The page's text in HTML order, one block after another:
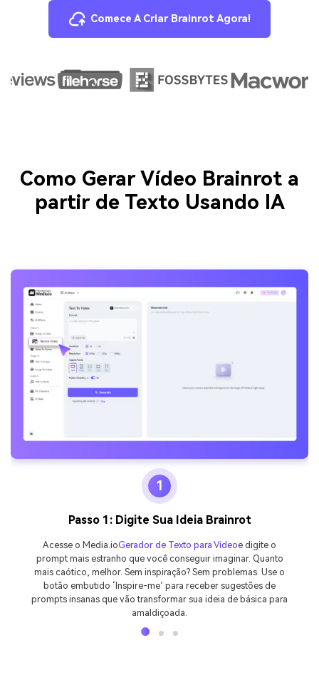
Comece A Criar Brainrot Agora!
Como Gerar Vídeo Brainrot a
partir de Texto Usando IA
1
Passo 1: Digite Sua Ideia Brainrot
Acesse o Media.ioGerador de Texto para Vídeoe digite o
prompt mais estranho que você conseguir imaginar. Quanto
mais caótico, melhor. Sem inspiração? Sem problemas. Use o
botão embutido ‘Inspire-me’ para receber sugestões de
prompts insanas que vão transformar sua ideia de básica para
amaldiçoada.